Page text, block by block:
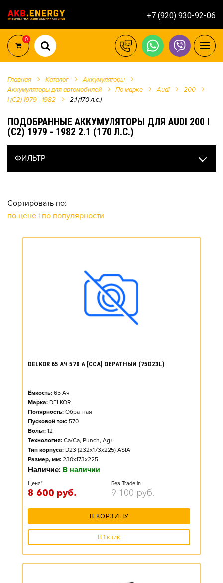
+7 (920) 930-92-06
0
Главная Каталог
Аккумуляторы
Аккумуляторы для автомобилей
По марке Audi
200
I (C2) 1979 - 1982
2.1 (170 л.с.)
ПОДОБРАННЫЕ АККУМУЛЯТОРЫ ДЛЯ AUDI 200 I
(C2) 1979 - 1982 2.1 (170 Л.С.)
ФИЛЬТР
Сортировать по:
по цене | по популярности
DELKOR 65 АЧ 570 А [CCA] ОБРАТНЫЙ (75D23L)
Ёмкость: 65 Ач
Марка: DELKOR
Полярность: Обратная
Пусковой ток: 570
Вольт: 12
Технология: Ca/Ca, Punch, Ag+
Тип корпуса: D23 (232x173x225) ASIA
Размер, мм: 230x173x225
Наличие: В наличии
Цена*
8 600 руб.
Без Trade-in
9 100 руб.
В КОРЗИНУ
В 1 клик